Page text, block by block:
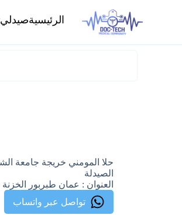
الرئيسيةصيدلي
الصيدلة
العنوان : عمان طبربور الخزنة
تواصل عبر واتساب